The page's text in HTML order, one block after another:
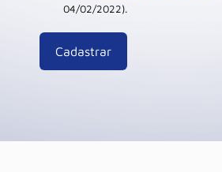
04/02/2022).